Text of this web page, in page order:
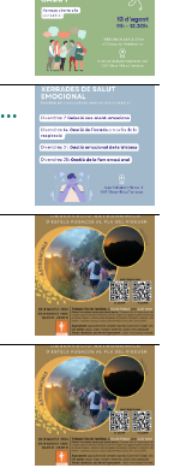
Image
Image
Image